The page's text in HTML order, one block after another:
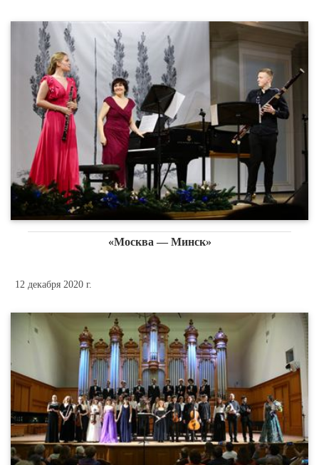
«Москва — Минск»
12 декабря 2020 г.